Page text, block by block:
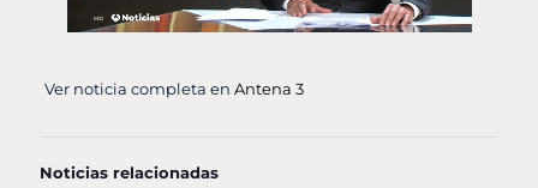
Ver noticia completa en Antena 3
Noticias relacionadas